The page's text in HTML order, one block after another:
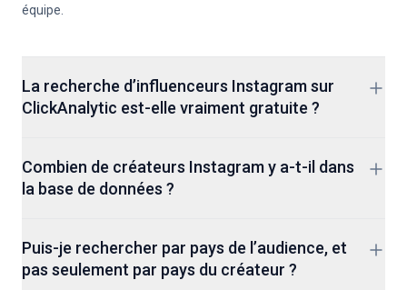
équipe.
La recherche d’influenceurs Instagram sur
ClickAnalytic est-elle vraiment gratuite ?
tranche d’abonnés et engagement, puis parcourir les profils
de créateurs sans inscription. Les forfaits payants ajoutent
même est gratuite.
Combien de créateurs Instagram y a-t-il dans
la base de données ?
YouTube. L’ensemble Instagram couvre des comptes nano
de quelques milliers d’abonnés jusqu’à des noms mondiaux
Puis-je rechercher par pays de l’audience, et
pas seulement par pays du créateur ?